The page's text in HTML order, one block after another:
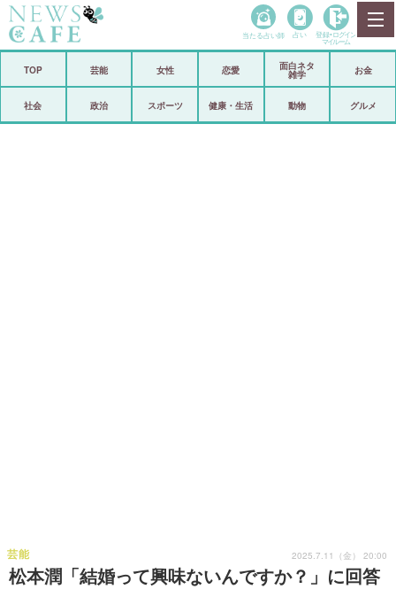
政治
当たる占い師 占い 登録• ログイン
マイルーム
TOP 芸能 女性 恋愛
面白ネタ
雑学
お金
社会 政治 スポーツ 健康・生活 動物 グルメ
松本潤「結婚って興味ないんですか？」に回答
芸能 2025.7.11（金） 20:00